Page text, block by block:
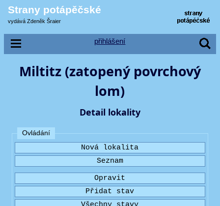
Strany potápěčské
vydává Zdeněk Šraier
přihlášení
Miltitz (zatopený povrchový
lom)
Detail lokality
Ovládání